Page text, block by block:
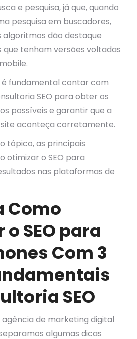
e pesquisa, já que, quando
pesquisa em buscadores,
algoritmos dão destaque
que tenham versões voltadas
é fundamental contar com
SEO para obter os
possíveis e garantir que a
site aconteça corretamente.
tópico, as principais
otimizar o SEO para
nas plataformas de
Como
SEO para
Com 3
SEO
agência de marketing digital
algumas dicas